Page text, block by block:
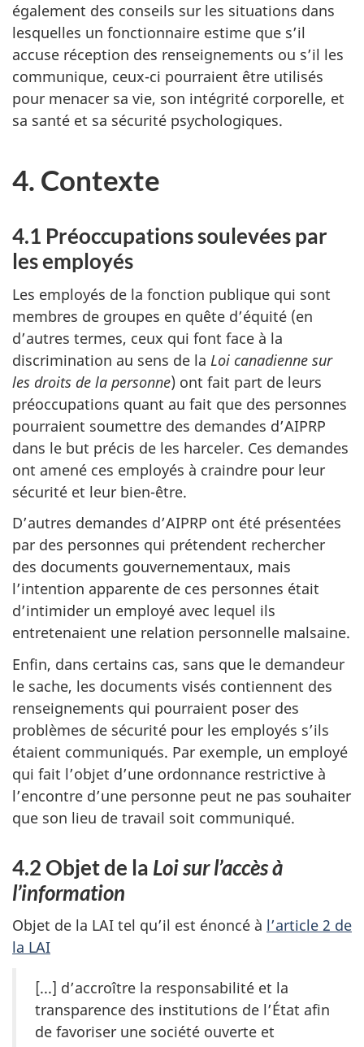
également des conseils sur les situations dans
lesquelles un fonctionnaire estime que s’il
accuse réception des renseignements ou s’il les
communique, ceux-ci pourraient être utilisés
pour menacer sa vie, son intégrité corporelle, et
sa santé et sa sécurité psychologiques.
4. Contexte
4.1 Préoccupations soulevées par
les employés
Les employés de la fonction publique qui sont
membres de groupes en quête d’équité (en
d’autres termes, ceux qui font face à la
discrimination au sens de la Loi canadienne sur
les droits de la personne) ont fait part de leurs
préoccupations quant au fait que des personnes
pourraient soumettre des demandes d’AIPRP
dans le but précis de les harceler. Ces demandes
ont amené ces employés à craindre pour leur
sécurité et leur bien-être.
D’autres demandes d’AIPRP ont été présentées
par des personnes qui prétendent rechercher
des documents gouvernementaux, mais
l’intention apparente de ces personnes était
d’intimider un employé avec lequel ils
entretenaient une relation personnelle malsaine.
Enfin, dans certains cas, sans que le demandeur
le sache, les documents visés contiennent des
renseignements qui pourraient poser des
problèmes de sécurité pour les employés s’ils
étaient communiqués. Par exemple, un employé
qui fait l’objet d’une ordonnance restrictive à
l’encontre d’une personne peut ne pas souhaiter
que son lieu de travail soit communiqué.
4.2 Objet de la Loi sur l’accès à
l’information
Objet de la LAI tel qu’il est énoncé à l’article 2 de
la LAI
[...] d’accroître la responsabilité et la
transparence des institutions de l’État afin
de favoriser une société ouverte et